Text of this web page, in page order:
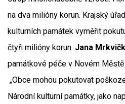
na dva milióny korun. Krajský
kulturních památek vyměřit
čtyři milióny korun. Jana
památkové péče v Novém
„Obce mohou pokutovat
Národní kulturní památky, jako